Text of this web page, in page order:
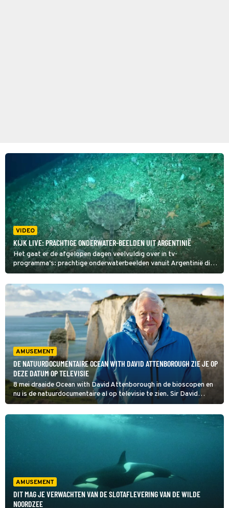
VIDEO
KIJK LIVE: PRACHTIGE ONDERWATER-BEELDEN UIT ARGENTINIË
Het gaat er de afgelopen dagen veelvuldig over in tv-
programma's: prachtige onderwaterbeelden vanuit Argentinië die
live gestreamd worden. Miljoenen mensen genieten van de
bijzondere beelden van wat er zich kilometers onder water
afspeelt en wat voor aparte wezens daar leven.
AMUSEMENT
DE NATUURDOCUMENTAIRE OCEAN WITH DAVID ATTENBOROUGH ZIE JE OP
DEZE DATUM OP TELEVISIE
8 mei draaide Ocean with David Attenborough in de bioscopen en
nu is de natuurdocumentaire al op televisie te zien. Sir David
Attenborough (99) neemt de kijker mee naar de verwoesting van
de zee, maar biedt ook hoop voor de toekomst.
AMUSEMENT
DIT MAG JE VERWACHTEN VAN DE SLOTAFLEVERING VAN DE WILDE
NOORDZEE